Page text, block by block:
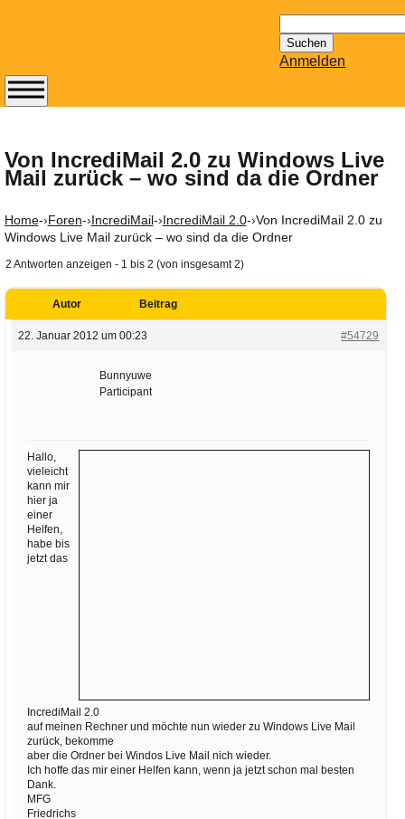
nach:
Anmelden
Von IncrediMail 2.0 zu Windows Live
Mail zurück – wo sind da die Ordner
Home-›Foren-›IncrediMail-›IncrediMail 2.0-›Von IncrediMail 2.0 zu
Windows Live Mail zurück – wo sind da die Ordner
2 Antworten anzeigen - 1 bis 2 (von insgesamt 2)
Autor Beitrag
22. Januar 2012 um 00:23 #54729
Bunnyuwe
Participant
Hallo,
vieleicht
kann mir
hier ja
einer
Helfen,
habe bis
jetzt das
IncrediMail 2.0
auf meinen Rechner und möchte nun wieder zu Windows Live Mail
zurück, bekomme
aber die Ordner bei Windos Live Mail nich wieder.
Ich hoffe das mir einer Helfen kann, wenn ja jetzt schon mal besten
Dank.
MFG
Friedrichs
Abonnieren Sie den
erscheinenden
Newsletter von
kostenlos.
Der ständig aktuelle
Tipps zu Thema
bereithält!
Wie z.B. Outlook,
GMail, Thunderbird
KuNoMail, usw.
E-Mail
E-Mail bestätigen